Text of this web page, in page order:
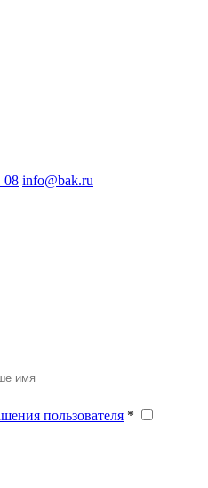
08 info@bak.ru
пользователя *